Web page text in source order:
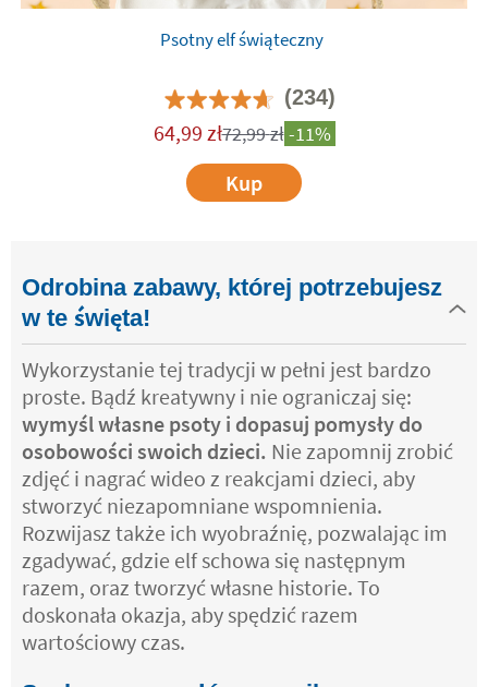
Psotny elf świąteczny
(234)
64,99 zł72,99zł-11%
Kup
Odrobina zabawy, której potrzebujesz
w te święta!
Wykorzystanie tej tradycji w pełni jest bardzo
proste. Bądź kreatywny i nie ograniczaj się:
wymyśl własne psoty i dopasuj pomysły do
osobowości swoich dzieci. Nie zapomnij zrobić
zdjęć i nagrać wideo z reakcjami dzieci, aby
stworzyć niezapomniane wspomnienia.
Rozwijasz także ich wyobraźnię, pozwalając im
zgadywać, gdzie elf schowa się następnym
razem, oraz tworzyć własne historie. To
doskonała okazja, aby spędzić razem
wartościowy czas.